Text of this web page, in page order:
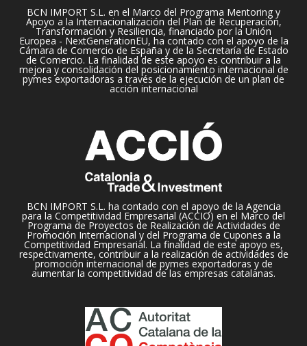
BCN IMPORT S.L. en el Marco del Programa Mentoring y
Apoyo a la Internacionalización del Plan de Recuperación,
Transformación y Resiliencia, financiado por la Unión
Europea - NextGenerationEU, ha contado con el apoyo de la
Cámara de Comercio de España y de la Secretaría de Estado
de Comercio. La finalidad de este apoyo es contribuir a la
mejora y consolidación del posicionamiento internacional de
pymes exportadoras a través de la ejecución de un plan de
acción internacional
BCN IMPORT S.L. ha contado con el apoyo de la Agencia
para la Competitividad Empresarial (ACCIO) en el Marco del
Programa de Proyectos de Realización de Actividades de
Promoción Internacional y del Programa de Cupones a la
Competitividad Empresarial. La finalidad de este apoyo es,
respectivamente, contribuir a la realización de actividades de
promoción internacional de pymes exportadoras y de
aumentar la competitividad de las empresas catalanas.